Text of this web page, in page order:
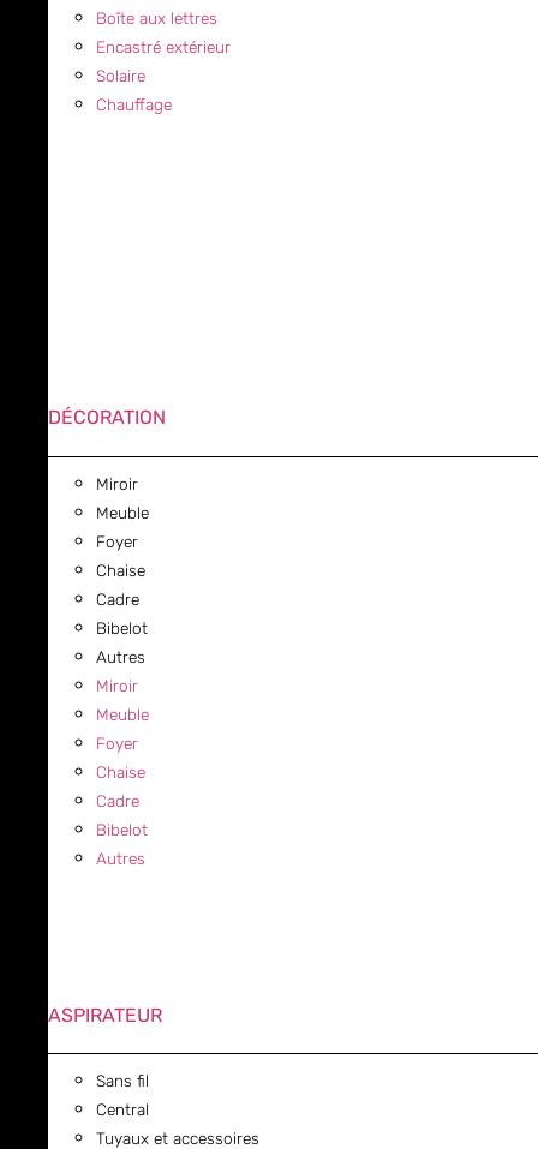
Boîte aux lettres
Encastré extérieur
Solaire
Chauffage
DÉCORATION
Miroir
Meuble
Foyer
Chaise
Cadre
Bibelot
Autres
Miroir
Meuble
Foyer
Chaise
Cadre
Bibelot
Autres
ASPIRATEUR
Sans fil
Central
Tuyaux et accessoires